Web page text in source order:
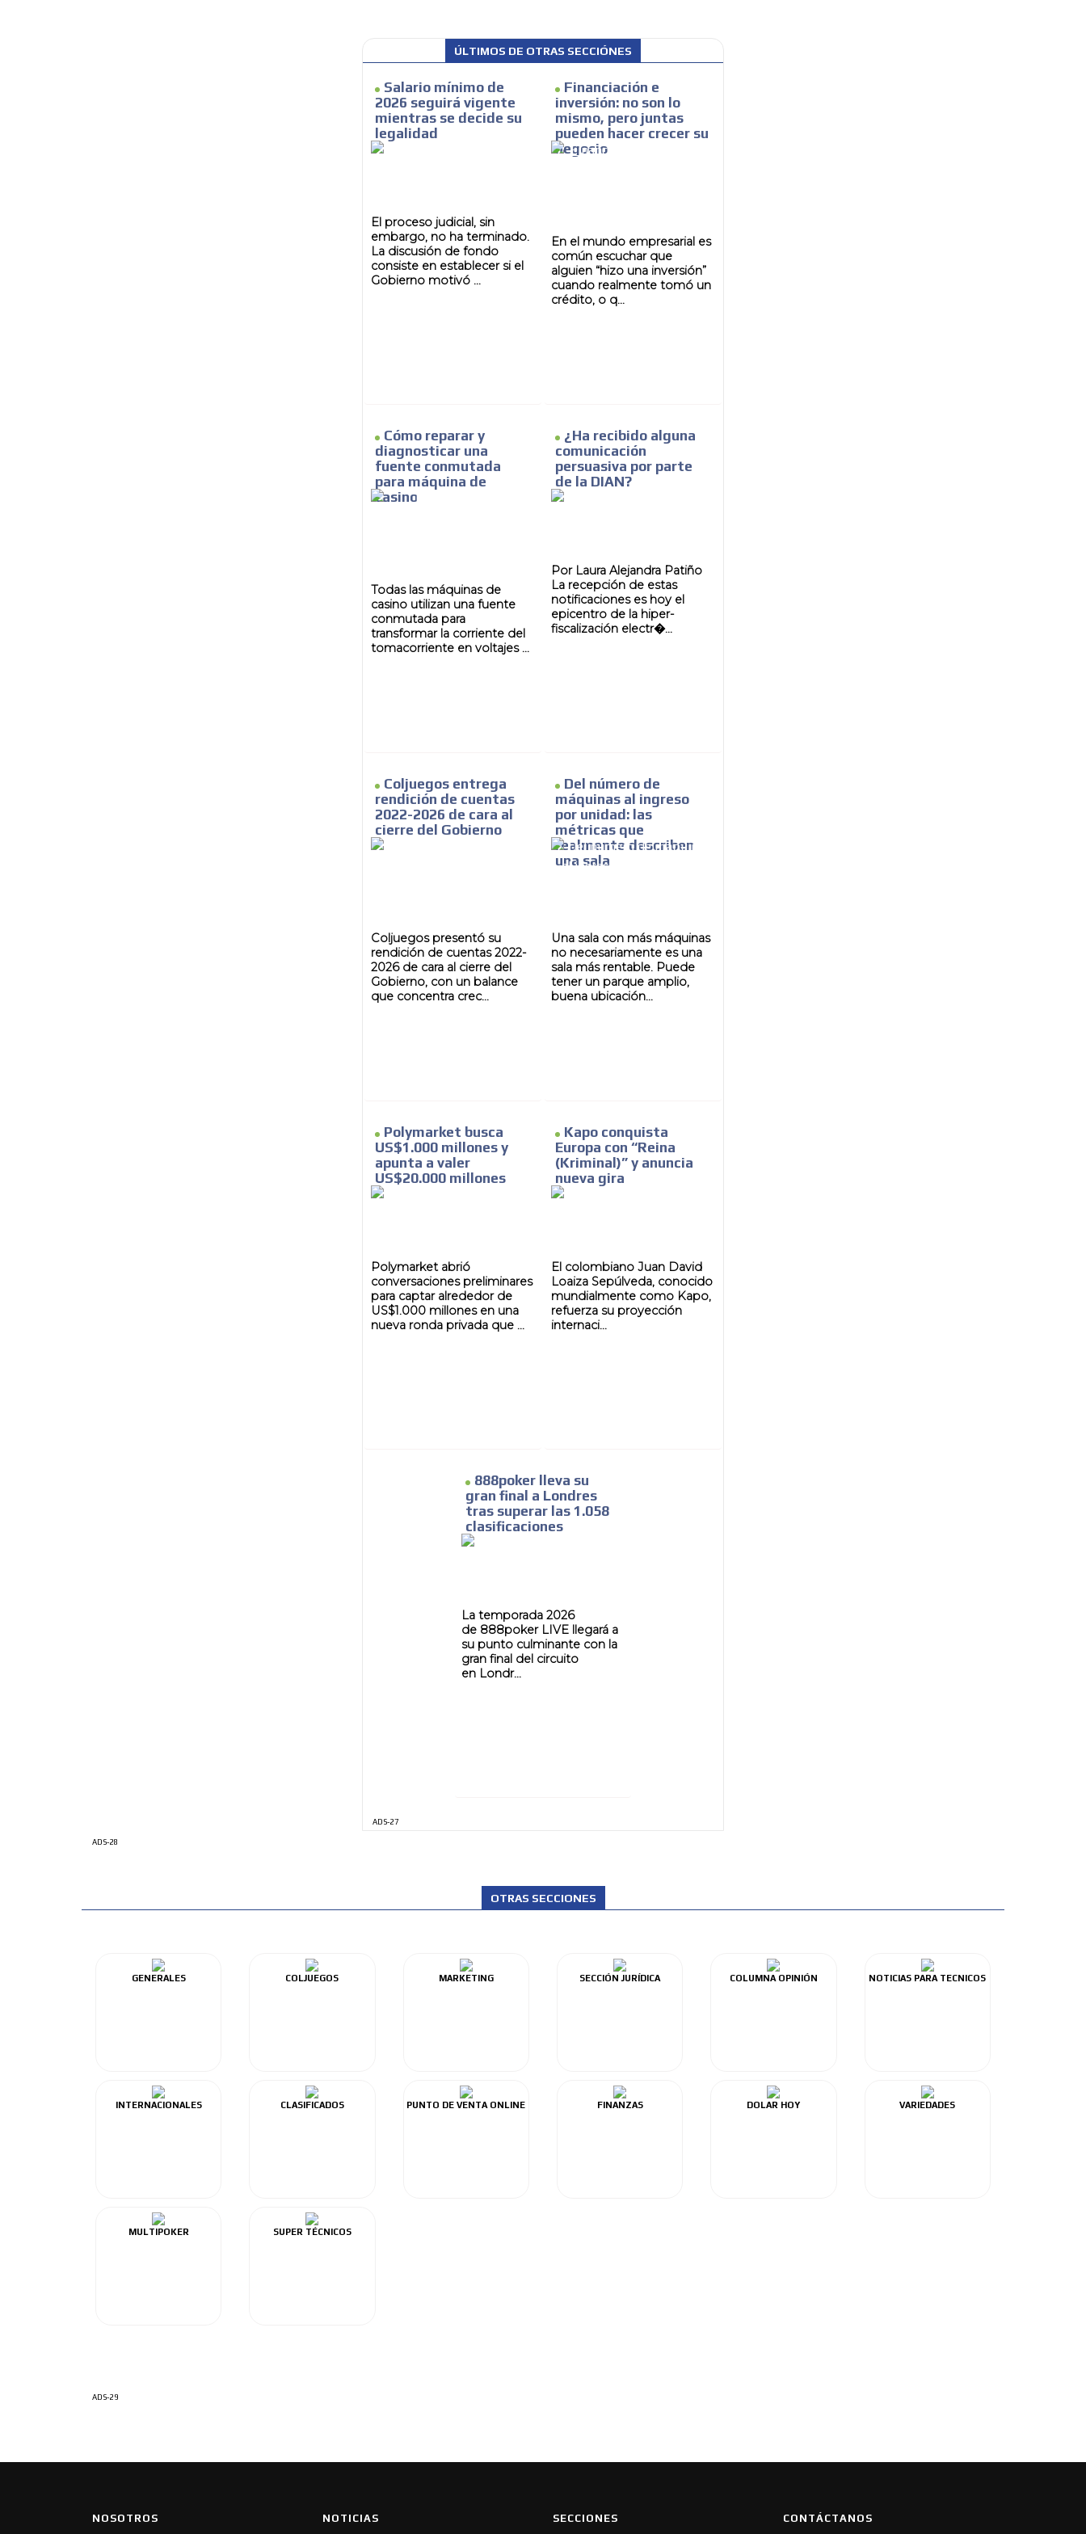
ÚLTIMOS DE OTRAS SECCIÓNES
Salario mínimo de
2026 seguirá vigente
mientras se decide su
legalidad
El proceso judicial, sin
embargo, no ha terminado.
La discusión de fondo
consiste en establecer si el
Gobierno motivó ...
Financiación e
inversión: no son lo
mismo, pero juntas
pueden hacer crecer su
negocio
En el mundo empresarial es
común escuchar que
alguien “hizo una inversión”
cuando realmente tomó un
crédito, o q...
Cómo reparar y
diagnosticar una
fuente conmutada
para máquina de
casino
Todas las máquinas de
casino utilizan una fuente
conmutada para
transformar la corriente del
tomacorriente en voltajes ...
¿Ha recibido alguna
comunicación
persuasiva por parte
de la DIAN?
Por Laura Alejandra Patiño
La recepción de estas
notificaciones es hoy el
epicentro de la hiper-
fiscalización electr�...
Coljuegos entrega
rendición de cuentas
2022-2026 de cara al
cierre del Gobierno
Coljuegos presentó su
rendición de cuentas 2022-
2026 de cara al cierre del
Gobierno, con un balance
que concentra crec...
Del número de
máquinas al ingreso
por unidad: las
métricas que
realmente describen
una sala
Una sala con más máquinas
no necesariamente es una
sala más rentable. Puede
tener un parque amplio,
buena ubicación...
Polymarket busca
US$1.000 millones y
apunta a valer
US$20.000 millones
Polymarket abrió
conversaciones preliminares
para captar alrededor de
US$1.000 millones en una
nueva ronda privada que ...
Kapo conquista
Europa con “Reina
(Kriminal)” y anuncia
nueva gira
El colombiano Juan David
Loaiza Sepúlveda, conocido
mundialmente como Kapo,
refuerza su proyección
internaci...
888poker lleva su
gran final a Londres
tras superar las 1.058
clasificaciones
La temporada 2026
de 888poker LIVE llegará a
su punto culminante con la
gran final del circuito
en Londr...
ADS-27
ADS-28
OTRAS SECCIONES
GENERALES COLJUEGOS MARKETING SECCIÓN JURÍDICA COLUMNA OPINIÓN NOTICIAS PARA TECNICOS
INTERNACIONALES CLASIFICADOS PUNTO DE VENTA ONLINE FINANZAS DOLAR HOY VARIEDADES
MULTIPOKER SUPER TÉCNICOS
ADS-29
ADVERTISEMENT
MEDIUM
NOSOTROS NOTICIAS SECCIONES CONTÁCTANOS